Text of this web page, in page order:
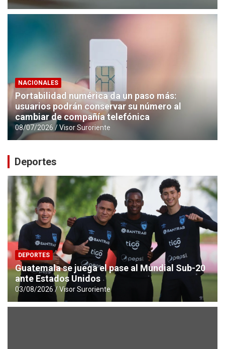
NACIONALES
Portabilidad numérica da un paso más:
usuarios podrán conservar su número al
cambiar de compañía telefónica
08/07/2026 Visor Suroriente
Deportes
DEPORTES
Guatemala se juega el pase al Mundial Sub-20
ante Estados Unidos
03/08/2026 Visor Suroriente